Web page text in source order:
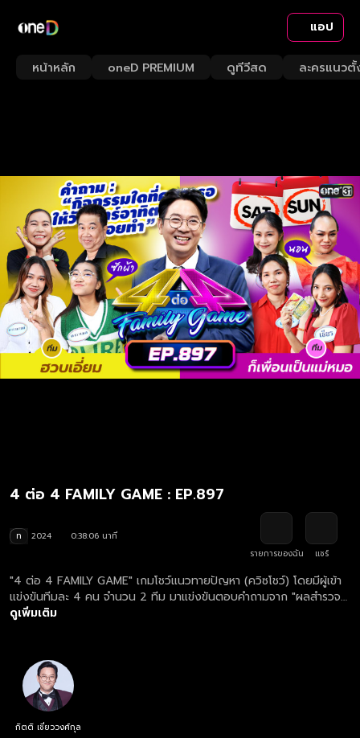
แอป
หน้าหลัก oneD PREMIUM ดูทีวีสด ละครแนวตั้
4 ต่อ 4 FAMILY GAME : EP.897
ท 2024
0:38:06 นาที
รายการของฉัน
แชร์
"4 ต่อ 4 FAMILY GAME" เกมโชว์แนวทายปัญหา (ควิซโชว์) โดยมีผู้เข้า
แข่งขันทีมละ 4 คน จำนวน 2 ทีม มาแข่งขันตอบคำถามจาก "ผลสำรวจ"
ดูย้อนหลังรายการ 4 ต่อ 4 FAMILY GAME ตอนใหม่ล่าสุด ทุกวันเสาร์
ดูเพิ่มเติม
กิตติ เชี่ยววงศ์กุล